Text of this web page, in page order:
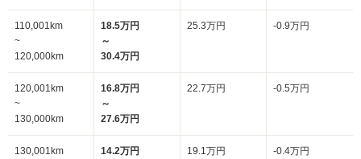
110,001km
~
120,000km
18.5万円
～
30.4万円
25.3万円 -0.9万円
120,001km
~
130,000km
16.8万円
～
27.6万円
22.7万円 -0.5万円
130,001km 14.2万円 19.1万円 -0.4万円